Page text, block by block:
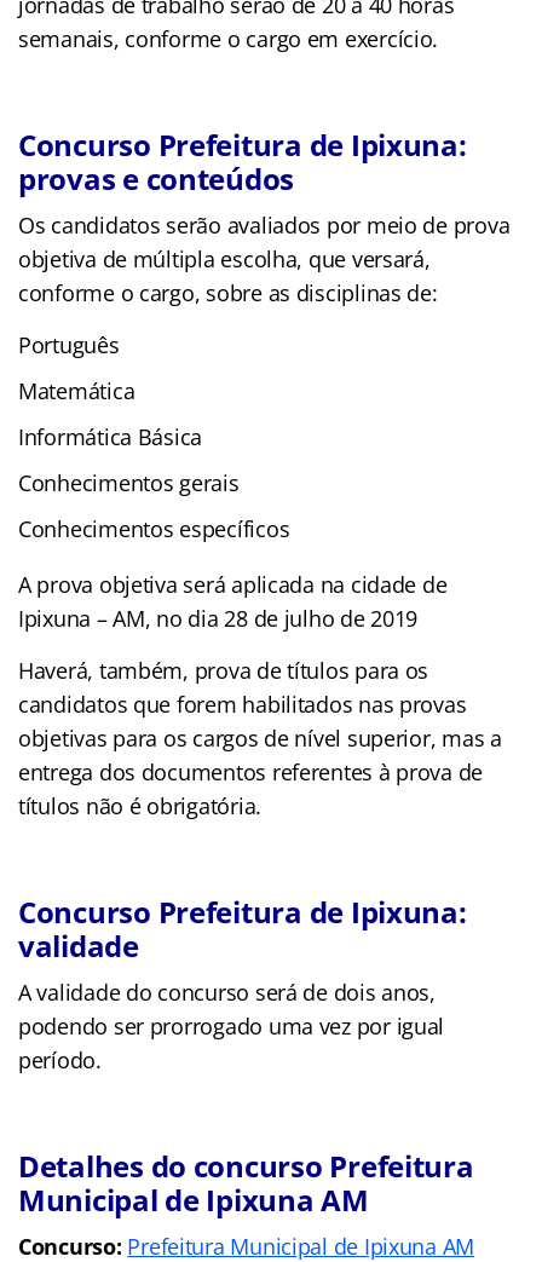
semanais, conforme o cargo em exercício.
Concurso Prefeitura de Ipixuna:
provas e conteúdos
Os candidatos serão avaliados por meio de prova
objetiva de múltipla escolha, que versará,
conforme o cargo, sobre as disciplinas de:
Português
Matemática
Informática Básica
Conhecimentos gerais
Conhecimentos específicos
A prova objetiva será aplicada na cidade de
Ipixuna – AM, no dia 28 de julho de 2019
Haverá, também, prova de títulos para os
candidatos que forem habilitados nas provas
objetivas para os cargos de nível superior, mas a
entrega dos documentos referentes à prova de
títulos não é obrigatória.
Concurso Prefeitura de Ipixuna:
validade
A validade do concurso será de dois anos,
podendo ser prorrogado uma vez por igual
período.
Detalhes do concurso Prefeitura
Municipal de Ipixuna AM
Concurso: Prefeitura Municipal de Ipixuna AM